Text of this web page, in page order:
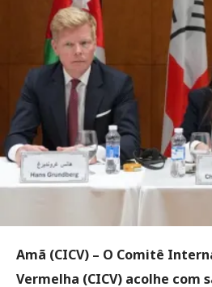
Amã (CICV) – O Comitê
Vermelha (CICV) acolhe com